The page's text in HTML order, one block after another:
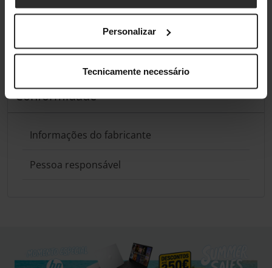
Personalizar
Tecnicamente necessário
Análises de produtos agregadas de todas as lojas do Pro Gamers
Conformidade
Informações do fabricante
Pessoa responsável